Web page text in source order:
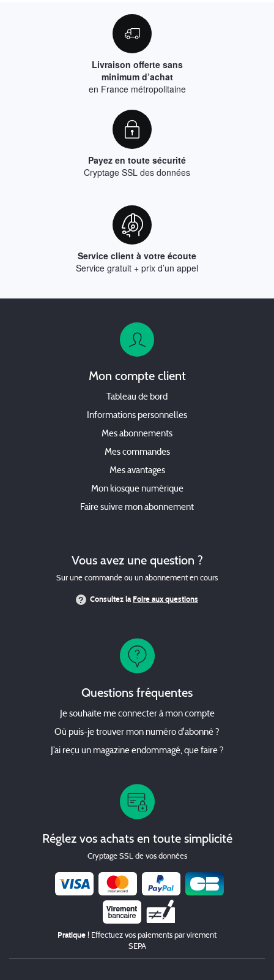
Livraison offerte sans
minimum d’achat
en France métropolitaine
Payez en toute sécurité
Cryptage SSL des données
Service client à votre écoute
Service gratuit + prix d’un appel
Mon compte client
Tableau de bord
Informations personnelles
Mes abonnements
Mes commandes
Mes avantages
Mon kiosque numérique
Faire suivre mon abonnement
Vous avez une question ?
Sur une commande ou un abonnement en cours
Consultez laFoire aux questions
Questions fréquentes
Je souhaite me connecter à mon compte
Où puis-je trouver mon numéro d'abonné ?
J’ai reçu un magazine endommagé, que faire ?
Réglez vos achats en toute simplicité
Cryptage SSL de vos données
Chèque
Pratique ! Effectuez vos paiements par virement
SEPA